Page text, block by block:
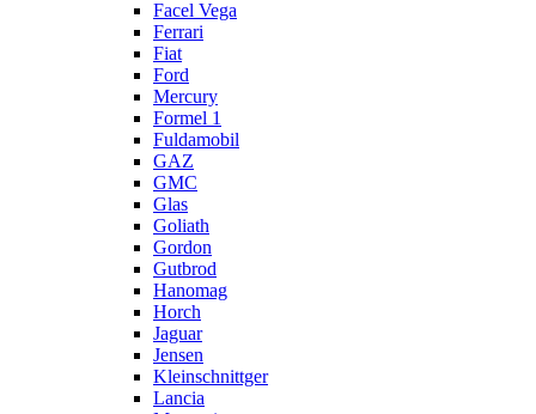
Facel Vega
Ferrari
Fiat
Ford
Mercury
Formel 1
Fuldamobil
GAZ
GMC
Glas
Goliath
Gordon
Gutbrod
Hanomag
Horch
Jaguar
Jensen
Kleinschnittger
Lancia